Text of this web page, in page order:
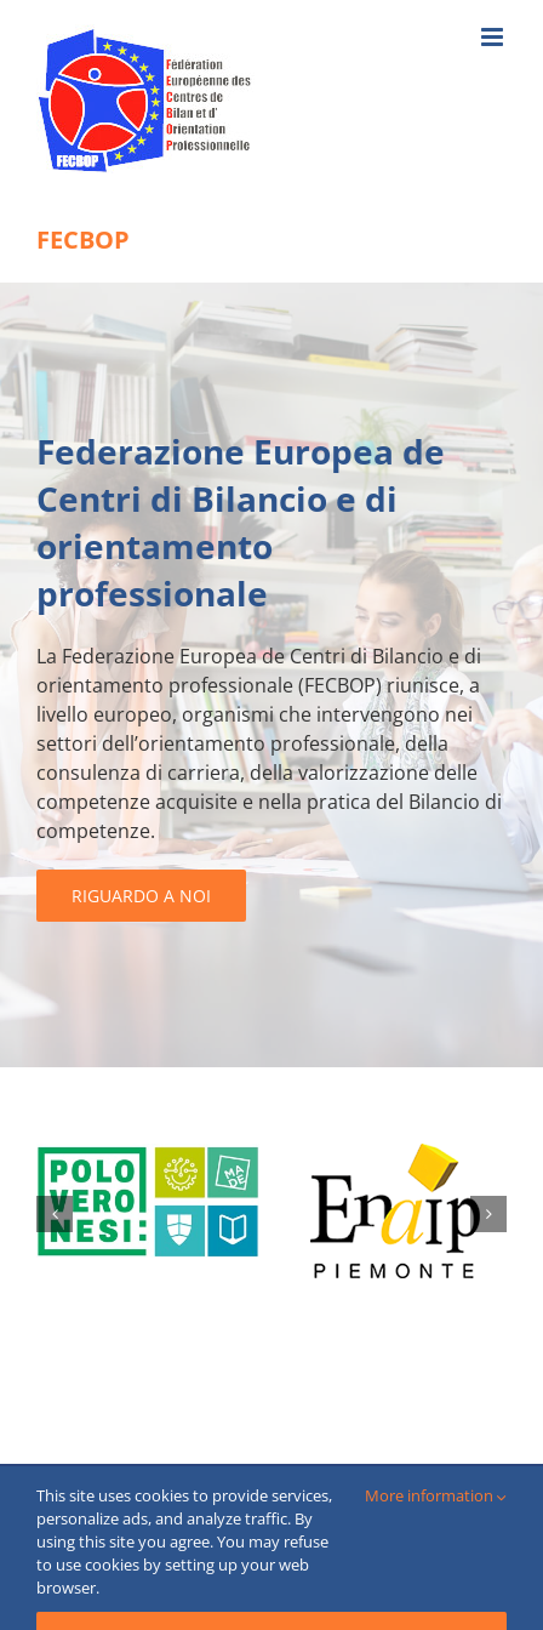
content
FECBOP
Federazione Europea de
Centri di Bilancio e di
orientamento
professionale
La Federazione Europea de Centri di Bilancio e di
orientamento professionale (FECBOP) riunisce, a
livello europeo, organismi che intervengono nei
settori dell’orientamento professionale, della
consulenza di carriera, della valorizzazione delle
competenze acquisite e nella pratica del Bilancio di
competenze.
RIGUARDO A NOI
Copyright © 2020 FECBOP. All Rights Reserved.
Created bymodernewebstranky.sk
Email
This site uses cookies to provide services,
personalize ads, and analyze traffic. By
using this site you agree. You may refuse
to use cookies by setting up your web
browser.
More information